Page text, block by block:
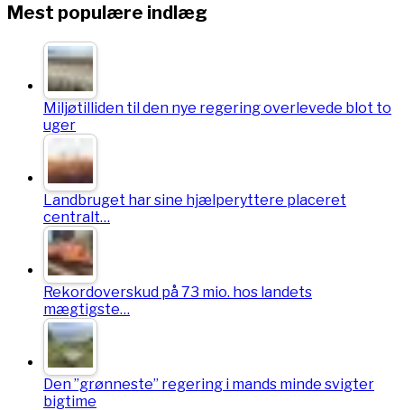
Mest populære indlæg
Miljøtilliden til den nye regering overlevede blot to
uger
Landbruget har sine hjælperyttere placeret
centralt…
Rekordoverskud på 73 mio. hos landets
mægtigste…
Den ”grønneste” regering i mands minde svigter
bigtime